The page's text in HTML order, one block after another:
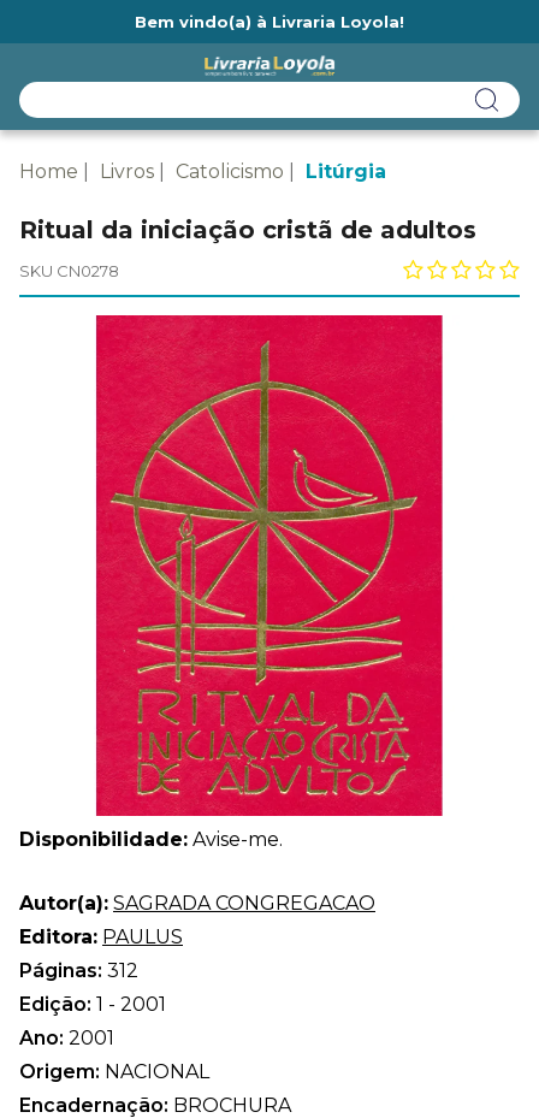
Bem vindo(a) à Livraria Loyola!
Home Livros Catolicismo Litúrgia
Ritual da iniciação cristã de adultos
SKU CN0278
Disponibilidade: Avise-me.
Autor(a): SAGRADA CONGREGACAO
Editora: PAULUS
Páginas: 312
Edição: 1 - 2001
Ano: 2001
Origem: NACIONAL
Encadernação: BROCHURA